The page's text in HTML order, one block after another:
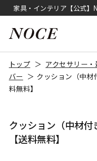
家具・インテリア【公式】
トップ アクセサリー・
バー
クッション（中
料無料】
クッション（中材
【送料無料】